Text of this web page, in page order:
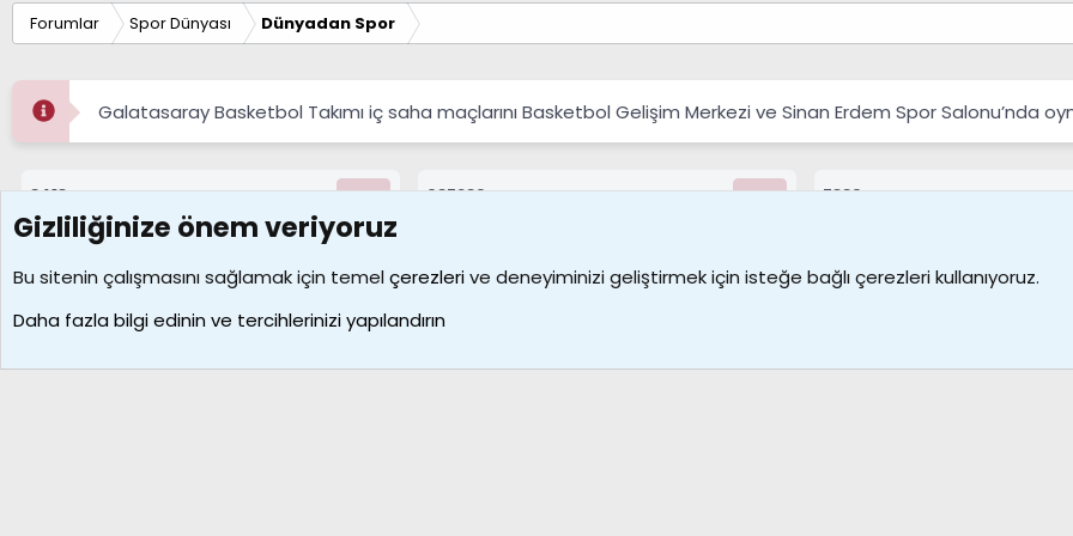
Forumlar Spor Dünyası Dünyadan Spor
Galatasaray Basketbol Takımı iç saha maçlarını Basketbol Gelişim Merkezi ve Sinan Erdem Spor Salonu’nda
8413
Konular
687289
7389
Çerezler Bize ulaşın
Galatasaray Basketbol | GS Basket Taraftar Platformu
Gizliliğinize önem veriyoruz
Bu sitenin çalışmasını sağlamak için temelçerezlerive deneyiminizi geliştirmek için isteğe bağlı çerezleri kullanıyoruz.
Daha fazla bilgi edinin ve tercihlerinizi yapılandırın